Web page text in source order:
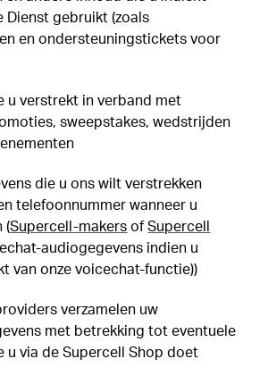
Dienst gebruikt (zoals
en ondersteuningstickets voor
u verstrekt in verband met
sweepstakes, wedstrijden
die u ons wilt verstrekken
telefoonnummer wanneer u
(Supercell-makersofSupercell
audiogegevens indien u
van onze voicechat-functie))
verzamelen uw
met betrekking tot eventuele
u via de Supercell Shop doet